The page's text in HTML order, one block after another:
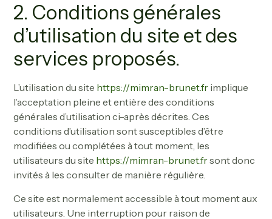
2. Conditions générales
d’utilisation du site et des
services proposés.
L’utilisation du site https://mimran-brunet.fr implique
l’acceptation pleine et entière des conditions
générales d’utilisation ci-après décrites. Ces
conditions d’utilisation sont susceptibles d’être
modifiées ou complétées à tout moment, les
utilisateurs du site https://mimran-brunet.frsont donc
invités à les consulter de manière régulière.
Ce site est normalement accessible à tout moment aux
utilisateurs. Une interruption pour raison de